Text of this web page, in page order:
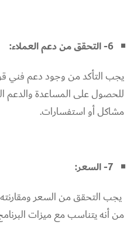
6- التحقق من دعم العملاء:
يجب التأكد من وجود دعم فني
للحصول على المساعدة والدعم
مشاكل أو استفسارات.
7- السعر:
يجب التحقق من السعر ومقارنته
من أنه يتناسب مع ميزات